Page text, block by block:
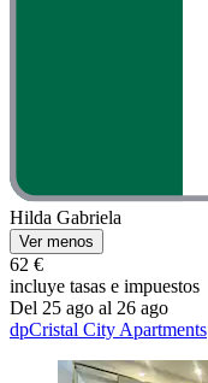
Hilda Gabriela
Ver menos
62 €
incluye tasas e impuestos
Del 25 ago al 26 ago
dpCristal City Apartments